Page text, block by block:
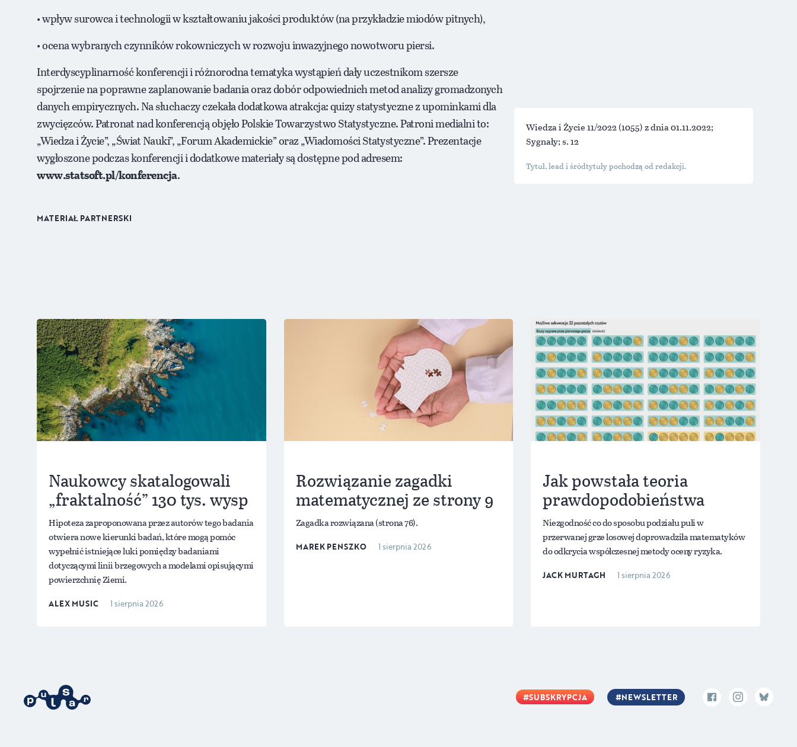
• wpływ surowca i technologii w kształtowaniu jakości produktów (na przykładzie miodów pitnych),
• ocena wybranych czynników rokowniczych w rozwoju inwazyjnego nowotworu piersi.
Interdyscyplinarność konferencji i różnorodna tematyka wystąpień dały uczestnikom szersze
spojrzenie na poprawne zaplanowanie badania oraz dobór odpowiednich metod analizy gromadzonych
danych empirycznych. Na słuchaczy czekała dodatkowa atrakcja: quizy statystyczne z upominkami dla
zwycięzców. Patronat nad konferencją objęło Polskie Towarzystwo Statystyczne. Patroni medialni to:
„Wiedza i Życie”, „Świat Nauki”, „Forum Akademickie” oraz „Wiadomości Statystyczne”. Prezentacje
wygłoszone podczas konferencji i dodatkowe materiały są dostępne pod adresem:
www.statsoft.pl/konferencja.
Wiedza i Życie 11/2022(1055) z dnia 01.11.2022;
Sygnały; s. 12
MATERIAŁ PARTNERSKI
Naukowcy skatalogowali
„fraktalność” 130 tys. wysp
Hipoteza zaproponowana przez autorów tego badania
otwiera nowe kierunki badań, które mogą pomóc
wypełnić istniejące luki pomiędzy badaniami
dotyczącymi linii brzegowych a modelami opisującymi
powierzchnię Ziemi.
ALEX MUSIC 1 sierpnia 2026
Rozwiązanie zagadki
matematycznej ze strony 9
Zagadka rozwiązana (strona 76).
MAREK PENSZKO 1 sierpnia 2026
Jak powstała teoria
prawdopodobieństwa
Niezgodność co do sposobu podziału puli w
przerwanej grze losowej doprowadziła matematyków
do odkrycia współczesnej metody oceny ryzyka.
JACK MURTAGH 1 sierpnia 2026
SUBSKRYPCJA NEWSLETTER